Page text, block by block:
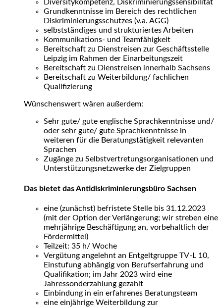
Diversitykompetenz, Diskriminierungssensibilität
Grundkenntnisse im Bereich des rechtlichen
Diskriminierungsschutzes (v.a. AGG)
selbstständiges und strukturiertes Arbeiten
Kommunikations- und Teamfähigkeit
Bereitschaft zu Dienstreisen zur Geschäftsstelle
Leipzig im Rahmen der Einarbeitungszeit
Bereitschaft zu Dienstreisen innerhalb Sachsens
Bereitschaft zu Weiterbildung/ fachlichen
Qualifizierung
Wünschenswert wären außerdem:
Sehr gute/ gute englische Sprachkenntnisse und/
oder sehr gute/ gute Sprachkenntnisse in
weiteren für die Beratungstätigkeit relevanten
Sprachen
Zugänge zu Selbstvertretungsorganisationen und
Unterstützungsnetzwerke der Zielgruppen
Das bietet das Antidiskriminierungsbüro Sachsen
eine (zunächst) befristete Stelle bis 31.12.2023
(mit der Option der Verlängerung; wir streben eine
mehrjährige Beschäftigung an, vorbehaltlich der
Fördermittel)
Teilzeit: 35 h/ Woche
Vergütung angelehnt an Entgeltgruppe TV-L 10,
Einstufung abhängig von Berufserfahrung und
Qualifikation; im Jahr 2023 wird eine
Jahressonderzahlung gezahlt
Einbindung in ein erfahrenes Beratungsteam
eine einjährige Weiterbildung zur